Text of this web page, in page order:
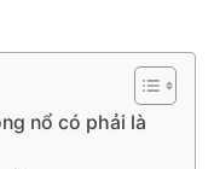
nổ có phải là